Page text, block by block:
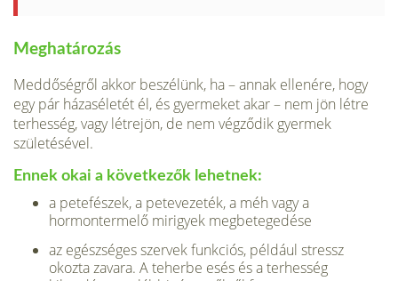
Meghatározás
Meddőségről akkor beszélünk, ha – annak ellenére, hogy
egy pár házaséletét él, és gyermeket akar – nem jön létre
terhesség, vagy létrejön, de nem végződik gyermek
születésével.
Ennek okai a következők lehetnek:
a petefészek, a petevezeték, a méh vagy a
hormontermelő mirigyek megbete­gedése
az egészséges szervek funkciós, például stressz
okozta zavara. A teherbe esés és a terhesség